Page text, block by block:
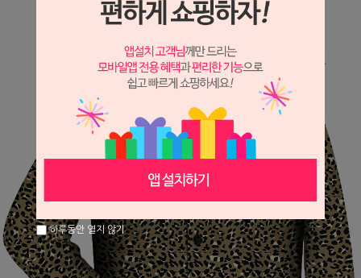
하루동안 열지 않기